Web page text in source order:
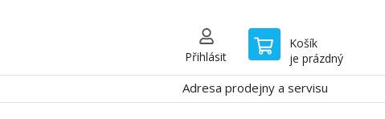
Přihlásit
Košík
je prázdný
Adresa prodejny a servisu